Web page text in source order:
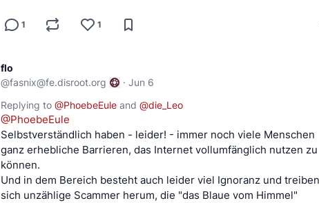
1 1
flo
@fasnix@fe.disroot.org · Jun 6
Replying to @PhoebeEule and @die_Leo
@PhoebeEule
Selbstverständlich haben - leider! - immer noch viele Menschen
ganz erhebliche Barrieren, das Internet vollumfänglich nutzen zu
können.
Und in dem Bereich besteht auch leider viel Ignoranz und treiben
sich unzählige Scammer herum, die "das Blaue vom Himmel"